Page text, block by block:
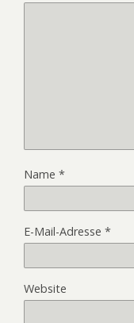
Name *
E-Mail-Adresse *
Website